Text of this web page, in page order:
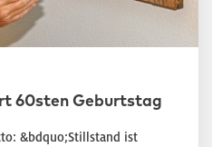
60sten Geburtstag
&bdquo;Stillstand ist